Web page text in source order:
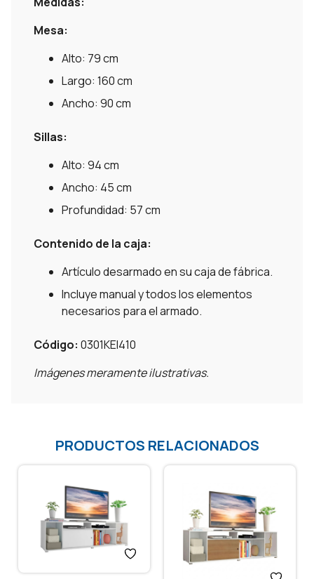
Mesa:
Alto: 79 cm
Largo: 160 cm
Ancho: 90 cm
Sillas:
Alto: 94 cm
Ancho: 45 cm
Profundidad: 57 cm
Contenido de la caja:
Artículo desarmado en su caja de fábrica.
Incluye manual y todos los elementos
necesarios para el armado.
Código: 0301KEI410
Imágenes meramente ilustrativas.
PRODUCTOS RELACIONADOS